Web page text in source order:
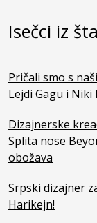
Isečci iz
Pričali smo s
Lejdi Gagu i Niki
Dizajnerske
Splita nose
obožava
Srpski dizajner
Harikejn!